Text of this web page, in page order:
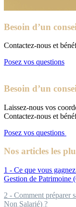
Besoin d’un
Contactez-nous et
Posez vos questions
Besoin d’un
Laissez-nous vos
Contactez-nous et
Posez vos questions
Nos articles les
1 - Ce que vous
Gestion de Patrimoine
2 - Comment préparer
Non Salarié) ?